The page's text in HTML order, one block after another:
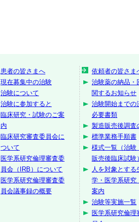
患者の皆さまへ
現在募集中の治験
治験について
治験に参加すると
臨床研究・試験のご案
内
臨床研究審査委員会に
ついて
医学系研究倫理審査委
員会（IRB）について
医学系研究倫理審査委
員会議事録の概要
依頼者の皆さま
治験薬の納品・
関するお知らせ
治験開始までの
必要書類
製造販売後調査
標準業務手順書
様式一覧（治験
販売後臨床試験）
人を対象とする
学・医学系研
案内
治験等実施一覧
医学系研究倫理